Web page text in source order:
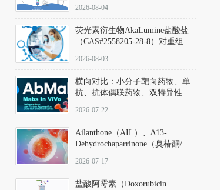
拟帕金森病的核心病理与行为表
2026-08-04
荧光素衍生物AkaLumine盐酸盐
（CAS#2558205-28-8）对重组萤
数（Km）为2.06 μM；其近红外
发光特性赋予优异的组织穿透能
力，大幅增强成像信噪比，从而
实现活体动物模型中极低给药剂
量下的高灵敏度、非侵入式生物
2026-08-03
横向对比：小分子靶向药物、单
抗、抗体偶联药物、双特异性抗
及应用瓶颈
2026-07-22
Ailanthone（AIL）、Δ13-
Dehydrochaparrinone（臭椿酮/臭
DKM货号 D806885
2026-07-17
盐酸阿霉素（Doxorubicin